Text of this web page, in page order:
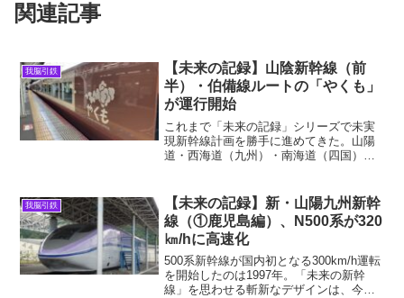
関連記事
我脳引鉄
【未来の記録】山陰新幹線（前
半）・伯備線ルートの「やくも」
が運行開始
これまで「未来の記録」シリーズで未実
現新幹線計画を勝手に進めてきた。山陽
道・西海道（九州）・南海道（四国）と
ひとまずは完成する。本記事の内容は山
陰新幹線の前半で、最終的な...
我脳引鉄
【未来の記録】新・山陽九州新幹
線（①鹿児島編）、N500系が320
㎞/hに高速化
500系新幹線が国内初となる300km/h運転
を開始したのは1997年。「未来の新幹
線」を思わせる斬新なデザインは、今な